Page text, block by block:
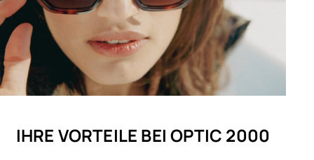
IHRE VORTEILE BEI OPTIC 2000